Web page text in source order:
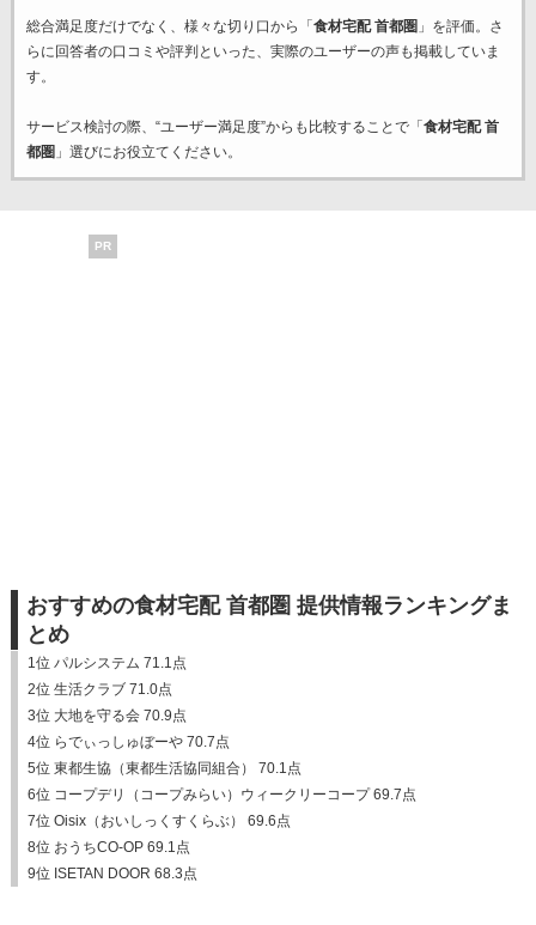
総合満足度だけでなく、様々な切り口から「 食材宅配 首都圏 」を評価。さ
らに回答者の口コミや評判といった、実際のユーザーの声も掲載していま
す。
サービス検討の際、“ユーザー満足度”からも比較することで「 食材宅配 首
都圏 」選びにお役立てください。
PR
おすすめの食材宅配 首都圏 提供情報ランキングま
とめ
1位 パルシステム 71.1点
2位 生活クラブ 71.0点
3位 大地を守る会 70.9点
4位 らでぃっしゅぼーや 70.7点
5位 東都生協（東都生活協同組合） 70.1点
6位 コープデリ（コープみらい）ウィークリーコープ 69.7点
7位 Oisix（おいしっくすくらぶ） 69.6点
8位 おうちCO-OP 69.1点
9位 ISETAN DOOR 68.3点